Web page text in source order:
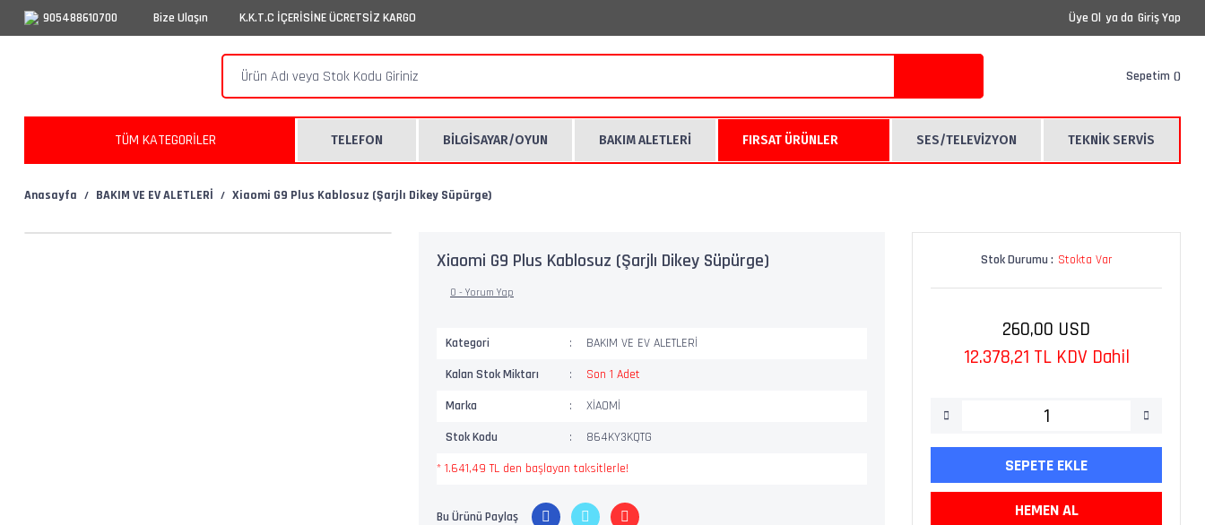
905488610700 Bize Ulaşın K.K.T.C İÇERİSİNE ÜCRETSİZ KARGO Üye Ol ya da Giriş Yap
Sepetim
TÜM KATEGORİLER TELEFON BİLGİSAYAR/OYUN BAKIM ALETLERİ FIRSAT ÜRÜNLER SES/TELEVİZYON TEKNİK SERVİS
Anasayfa BAKIM VE EV ALETLERİ Xiaomi G9 Plus Kablosuz (Şarjlı Dikey Süpürge)
Xiaomi G9 Plus Kablosuz (Şarjlı Dikey Süpürge)
0 - Yorum Yap
Kategori
BAKIM VE EV ALETLERİ
Kalan Stok Miktarı
Son 1 Adet
Marka
XİAOMİ
Stok Kodu
864KY3KQTG
* 1.641,49 TL den başlayan taksitlerle!
Bu Ürünü Paylaş
Stok Durumu : Stokta Var
260,00 USD
12.378,21 TL KDV Dahil
SEPETE EKLE
HEMEN AL